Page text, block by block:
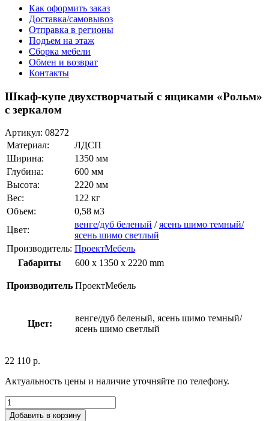
Как оформить заказ
Доставка/самовывоз
Отправка в регионы
Подъем на этаж
Сборка мебели
Обмен и возврат
Контакты
Шкаф-купе двухстворчатый с ящиками «Рольм»
с зеркалом
Артикул: 08272
Материал:
ЛДСП
Ширина:
1350 мм
Глубина:
600 мм
Высота:
2220 мм
Вес:
122 кг
Объем:
0,58 м3
Цвет:
венге/дуб беленый /ясень шимо темный/
ясень шимо светлый
Производитель: ПроектМебель
Габариты
600 x 1350 x 2220 mm
Производитель ПроектМебель
Цвет:
венге/дуб беленый, ясень шимо темный/
ясень шимо светлый
22 110 р.
Актуальность цены и наличие уточняйте по телефону.
Добавить в корзину